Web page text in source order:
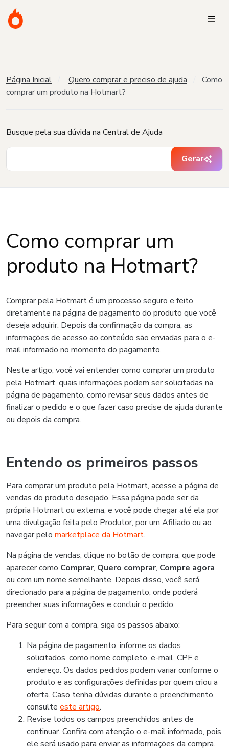
Página Inicial Quero comprar e preciso de ajuda
Como
comprar um produto na Hotmart?
Busque pela sua dúvida na Central de Ajuda
Gerar
Como comprar um
produto na Hotmart?
Comprar pela Hotmart é um processo seguro e feito
diretamente na página de pagamento do produto que você
deseja adquirir. Depois da confirmação da compra, as
informações de acesso ao conteúdo são enviadas para o e-
mail informado no momento do pagamento.
Neste artigo, você vai entender como comprar um produto
pela Hotmart, quais informações podem ser solicitadas na
página de pagamento, como revisar seus dados antes de
finalizar o pedido e o que fazer caso precise de ajuda durante
ou depois da compra.
Entendo os primeiros passos
Para comprar um produto pela Hotmart, acesse a página de
vendas do produto desejado. Essa página pode ser da
própria Hotmart ou externa, e você pode chegar até ela por
uma divulgação feita pelo Produtor, por um Afiliado ou ao
navegar pelo marketplace da Hotmart.
Na página de vendas, clique no botão de compra, que pode
aparecer como Comprar, Quero comprar, Compre agora
ou com um nome semelhante. Depois disso, você será
direcionado para a página de pagamento, onde poderá
preencher suas informações e concluir o pedido.
Para seguir com a compra, siga os passos abaixo:
Na página de pagamento, informe os dados
solicitados, como nome completo, e-mail, CPF e
endereço. Os dados pedidos podem variar conforme o
produto e as configurações definidas por quem criou a
oferta. Caso tenha dúvidas durante o preenchimento,
consulte este artigo.
Revise todos os campos preenchidos antes de
continuar. Confira com atenção o e-mail informado, pois
ele será usado para enviar as informações da compra.